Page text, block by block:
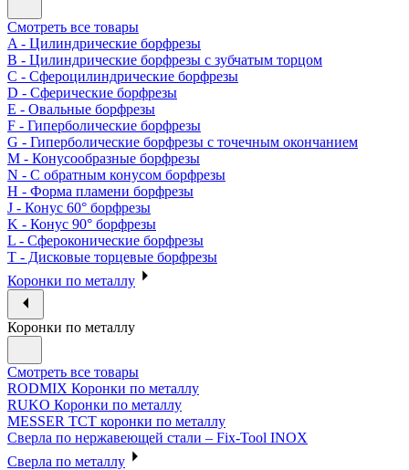
Смотреть все товары
A - Цилиндрические борфрезы
B - Цилиндрические борфрезы с зубчатым торцом
C - Сфероцилиндрические борфрезы
D - Сферические борфрезы
E - Овальные борфрезы
F - Гиперболические борфрезы
G - Гиперболические борфрезы с точечным окончанием
M - Конусообразные борфрезы
N - С обратным конусом борфрезы
H - Форма пламени борфрезы
J - Конус 60° борфрезы
K - Конус 90° борфрезы
L - Сфероконические борфрезы
T - Дисковые торцевые борфрезы
Коронки по металлу
Коронки по металлу
Смотреть все товары
RODMIX Коронки по металлу
RUKO Коронки по металлу
MESSER ТСТ коронки по металлу
Сверла по нержавеющей стали – Fix-Tool INOX
Сверла по металлу